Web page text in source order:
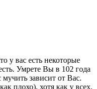
у вас есть некоторые
Умрете Вы в 102 года
мучить зависит от Вас.
плохо), хотя как у всех.